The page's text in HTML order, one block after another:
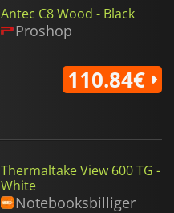
Antec C8 Wood - Black
Proshop
110.84€
Thermaltake View 600 TG -
White
Notebooksbilliger